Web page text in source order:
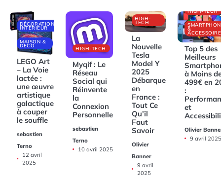
DÉCORATIONS
INTÉRIEUR
MAISON &
DECO
LEGO Art
– La Voie
lactée :
une œuvre
artistique
galactique
à couper
le souffle
sebastien
Terno
12 avril
2025
HIGH-TECH
Myqif : Le
Réseau
Social qui
Réinvente
la
Connexion
Personnelle
sebastien
Terno
10 avril 2025
HIGH-
TECH
La
Nouvelle
Tesla
Model Y
2025
Débarque
en
France :
Tout Ce
Qu’il
Faut
Savoir
Olivier
Banner
9 avril
2025
HIGH-TECH
&
Top 5 des
Meilleurs
à Moins
499€ en
:
et
Olivier
9 avril 2025